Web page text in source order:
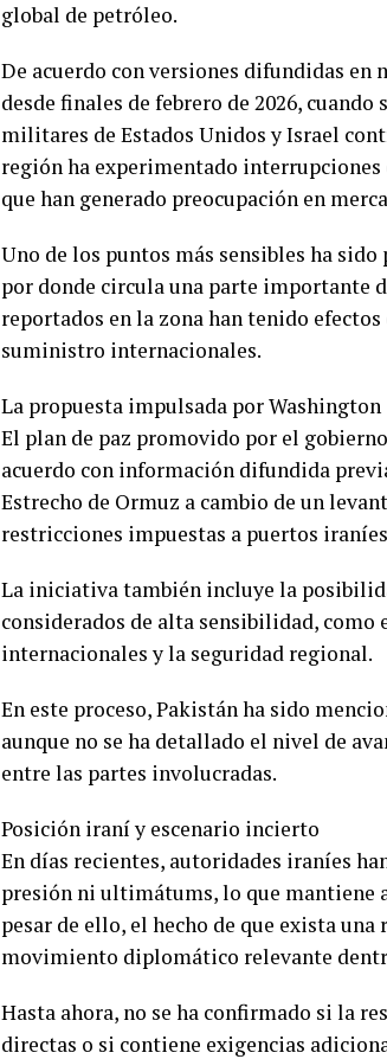
global de petróleo.
De acuerdo con versiones difundidas
desde finales de febrero de 2026,
militares de Estados Unidos y Israel
región ha experimentado
que han generado preocupación en
Uno de los puntos más sensibles ha
por donde circula una parte importante
reportados en la zona han tenido
suministro internacionales.
La propuesta impulsada por Washington
El plan de paz promovido por el
acuerdo con información difundida
Estrecho de Ormuz a cambio de un
restricciones impuestas a puertos
La iniciativa también incluye la
considerados de alta sensibilidad,
internacionales y la seguridad regional.
En este proceso, Pakistán ha sido
aunque no se ha detallado el nivel de
entre las partes involucradas.
Posición iraní y escenario incierto
En días recientes, autoridades iraníes
presión ni ultimátums, lo que mantiene
pesar de ello, el hecho de que exista
movimiento diplomático relevante
Hasta ahora, no se ha confirmado si la
directas o si contiene exigencias